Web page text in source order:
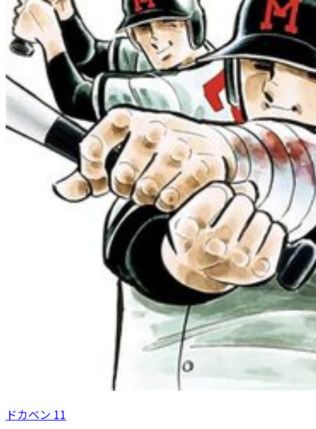
ドカベン 11